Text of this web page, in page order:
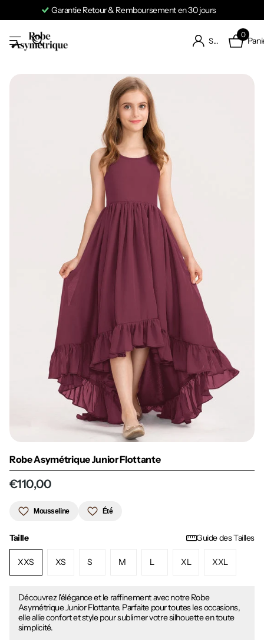
Garantie Retour & Remboursement en 30 jours
S'identifier
0
Robe Asymétrique Junior Flottante
€110,00
Mousseline Été
Taille Guide des Tailles
XXS XS S M L XL XXL
Découvrez l'élégance et le raffinement avec notre Robe
Asymétrique Junior Flottante. Parfaite pour toutes les occasions,
elle allie confort et style pour sublimer votre silhouette en toute
simplicité.